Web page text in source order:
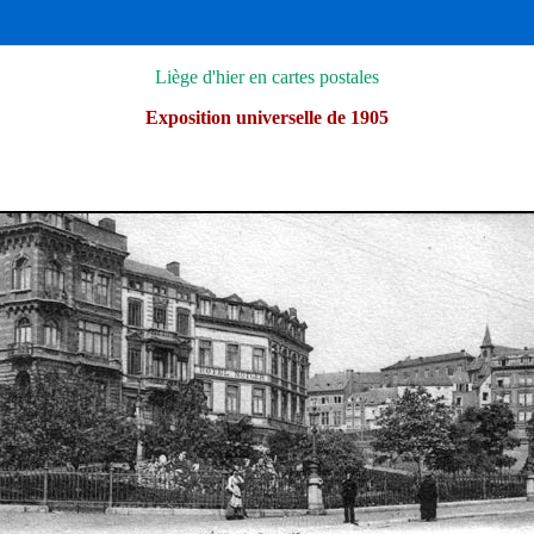
Liège d'hier en cartes postales
Exposition universelle de 1905